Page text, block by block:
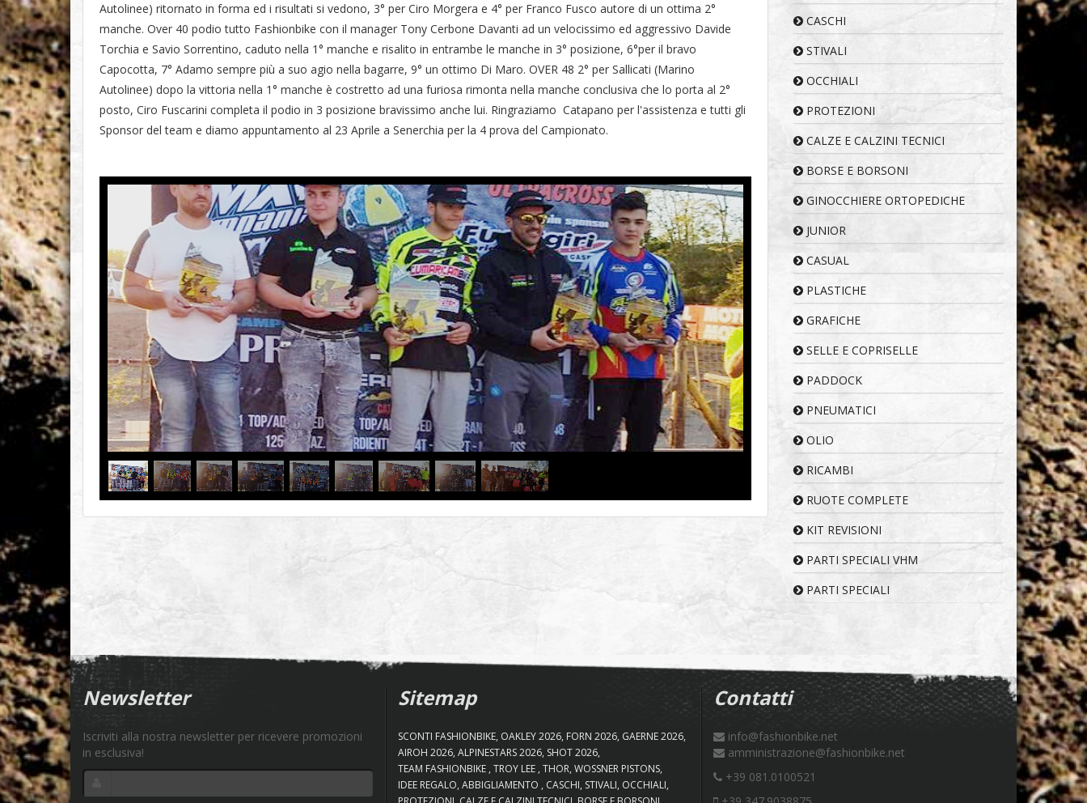
Autolinee) ritornato in forma ed i risultati si vedono, 3° per Ciro Morgera e 4° per Franco Fusco autore di un ottima 2°
manche. Over 40 podio tutto Fashionbike con il manager Tony Cerbone Davanti ad un velocissimo ed aggressivo Davide
Torchia e Savio Sorrentino, caduto nella 1° manche e risalito in entrambe le manche in 3° posizione, 6°per il bravo
Capocotta, 7° Adamo sempre più a suo agio nella bagarre, 9° un ottimo Di Maro. OVER 48 2° per Sallicati (Marino
Autolinee) dopo la vittoria nella 1° manche è costretto ad una furiosa rimonta nella manche conclusiva che lo porta al 2°
posto, Ciro Fuscarini completa il podio in 3 posizione bravissimo anche lui. Ringraziamo Catapano per l'assistenza e tutti gli
Sponsor del team e diamo appuntamento al 23 Aprile a Senerchia per la 4 prova del Campionato.
CASCHI
STIVALI
OCCHIALI
PROTEZIONI
CALZE E CALZINI TECNICI
BORSE E BORSONI
GINOCCHIERE ORTOPEDICHE
JUNIOR
CASUAL
PLASTICHE
GRAFICHE
SELLE E COPRISELLE
PADDOCK
PNEUMATICI
OLIO
RICAMBI
RUOTE COMPLETE
KIT REVISIONI
PARTI SPECIALI VHM
PARTI SPECIALI
Newsletter
Iscriviti alla nostra newsletter per ricevere promozioni
in esclusiva!
Sitemap
SCONTI FASHIONBIKE OAKLEY 2026 FORN 2026 GAERNE 2026
AIROH 2026 ALPINESTARS 2026 SHOT 2026
TEAM FASHIONBIKE TROY LEE THOR WOSSNER PISTONS
IDEE REGALO ABBIGLIAMENTO CASCHI STIVALI OCCHIALI
Contatti
info@fashionbike.net
amministrazione@fashionbike.net
+39 081.0100521